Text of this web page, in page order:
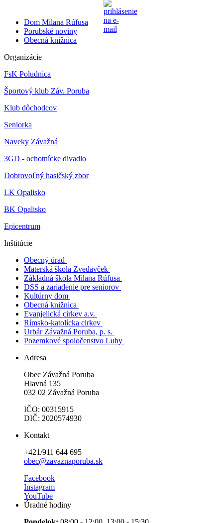
Dom Milana Rúfusa
Porubské noviny
Obecná knižnica
Organizácie
FsK Poludnica
Športový klub Záv. Poruba
Klub dôchodcov
Seniorka
Naveky Závažná
3GD - ochotnícke divadlo
Dobrovoľný hasičský zbor
LK Opalisko
BK Opalisko
Epicentrum
Inštitúcie
Obecný úrad
Materská škola Zvedavček
Základná škola Milana Rúfusa
DSS a zariadenie pre seniorov
Kultúrny dom
Obecná knižnica
Evanjelická cirkev a.v.
Rímsko-katolícka cirkev
Urbár Závažná Poruba, p. s.
Pozemkové spoločenstvo Luhy
Adresa
Obec Závažná Poruba
Hlavná 135
032 02 Závažná Poruba
IČO: 00315915
DIČ: 2020574930
Kontakt
+421/911 644 695
obec@zavaznaporuba.sk
Facebook
Instagram
YouTube
Úradné hodiny